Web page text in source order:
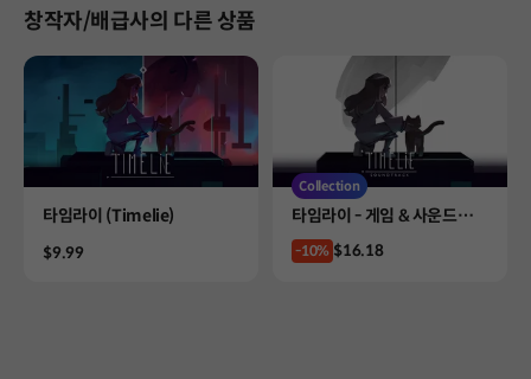
창작자/배급사의 다른 상품
Product
타임라이 (Timelie)
Price
$9.99
Collection
Product
타임라이 - 게임 & 사운드트랙
컬렉션
-10% Price
$16.18